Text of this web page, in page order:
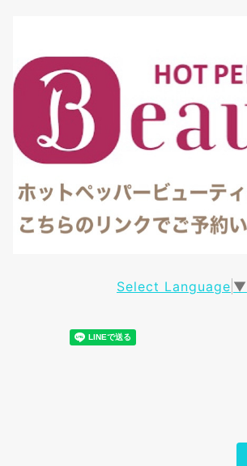
Select Language ▼